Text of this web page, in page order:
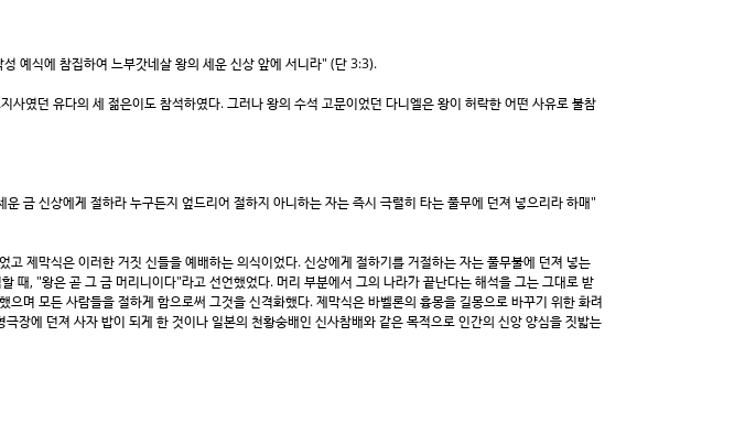
예식에 참집하여 느부갓네살 왕의 세운 신상 앞에 서니라" (단 3:3).
였던 유다의 세 젊은이도 참석하였다. 그러나 왕의 수석 고문이었던 다니엘은 왕이 허락한 어떤 사유로 불참
금 신상에게 절하라 누구든지 엎드리어 절하지 아니하는 자는 즉시 극렬히 타는 풀무에 던져 넣으리라 하매"
제막식은 이러한 거짓 신들을 예배하는 의식이었다. 신상에게 절하기를 거절하는 자는 풀무불에 던져 넣는
때, "왕은 곧 그 금 머리니이다"라고 선언했었다. 머리 부분에서 그의 나라가 끝난다는 해석을 그는 그대로 받
며 모든 사람들을 절하게 함으로써 그것을 신격화했다. 제막식은 바벨론의 흉몽을 길몽으로 바꾸기 위한 화려
장에 던져 사자 밥이 되게 한 것이나 일본의 천황숭배인 신사참배와 같은 목적으로 인간의 신앙 양심을 짓밟는